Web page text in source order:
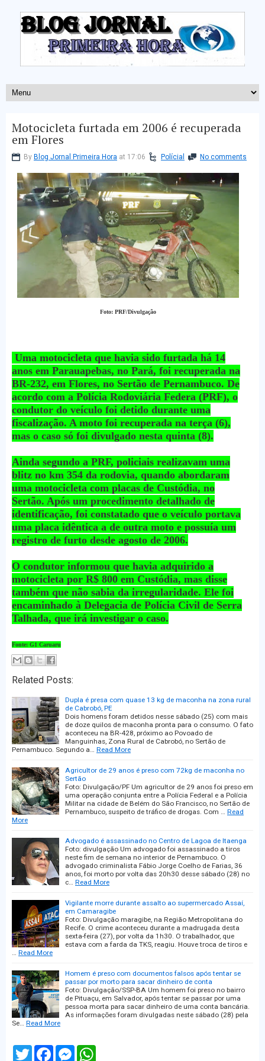
Motocicleta furtada em 2006 é recuperada
em Flores
By Blog Jornal Primeira Hora at 17:06 Polícial No comments
Foto: PRF/Divulgação
Uma motocicleta que havia sido furtada há 14
anos em Parauapebas, no Pará, foi recuperada na
BR-232, em Flores, no Sertão de Pernambuco. De
acordo com a Polícia Rodoviária Federa (PRF), o
condutor do veículo foi detido durante uma
fiscalização. A moto foi recuperada na terça (6),
mas o caso só foi divulgado nesta quinta (8).
Ainda segundo a PRF, policiais realizavam uma
blitz no km 354 da rodovia, quando abordaram
uma motocicleta com placas de Custódia, no
Sertão. Após um procedimento detalhado de
identificação, foi constatado que o veículo portava
uma placa idêntica a de outra moto e possuía um
registro de furto desde agosto de 2006.
O condutor informou que havia adquirido a
motocicleta por R$ 800 em Custódia, mas disse
também que não sabia da irregularidade. Ele foi
encaminhado à Delegacia de Polícia Civil de Serra
Talhada, que irá investigar o caso.
Fonte: G1 Caruaru
Related Posts:
Dupla é presa com quase 13 kg de maconha na zona rural
de Cabrobó, PE
Dois homens foram detidos nesse sábado (25) com mais
de doze quilos de maconha pronta para o consumo. O fato
aconteceu na BR-428, próximo ao Povoado de
Manguinhas, Zona Rural de Cabrobó, no Sertão de
Pernambuco. Segundo a… Read More
Agricultor de 29 anos é preso com 72kg de maconha no
Sertão
Foto: Divulgação/PF Um agricultor de 29 anos foi preso em
uma operação conjunta entre a Polícia Federal e a Polícia
Militar na cidade de Belém do São Francisco, no Sertão de
Pernambuco, suspeito de tráfico de drogas. Com … Read
More
Advogado é assassinado no Centro de Lagoa de Itaenga
Foto: divulgação Um advogado foi assassinado a tiros
neste fim de semana no interior de Pernambuco. O
advogado criminalista Fábio Jorge Coelho de Farias, 36
anos, foi morto por volta das 20h30 desse sábado (28) no
c… Read More
Vigilante morre durante assalto ao supermercado Assaí,
em Camaragibe
Foto: Divulgação maragibe, na Região Metropolitana do
Recife. O crime aconteceu durante a madrugada desta
sexta-feira (27), por volta da 1h30. O trabalhador, que
estava com a farda da TKS, reagiu. Houve troca de tiros e
… Read More
Homem é preso com documentos falsos após tentar se
passar por morto para sacar dinheiro de conta
Foto: Divulgação/SSP-BA Um homem foi preso no bairro
de Pituaçu, em Salvador, após tentar se passar por uma
pessoa morta para sacar dinheiro de uma conta bancária.
As informações foram divulgadas neste sábado (28) pela
Se… Read More
T
w
F
M